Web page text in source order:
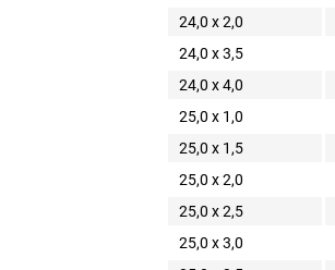
24,0 x 2,0
24,0 x 3,5
24,0 x 4,0
25,0 x 1,0
25,0 x 1,5
25,0 x 2,0
25,0 x 2,5
25,0 x 3,0